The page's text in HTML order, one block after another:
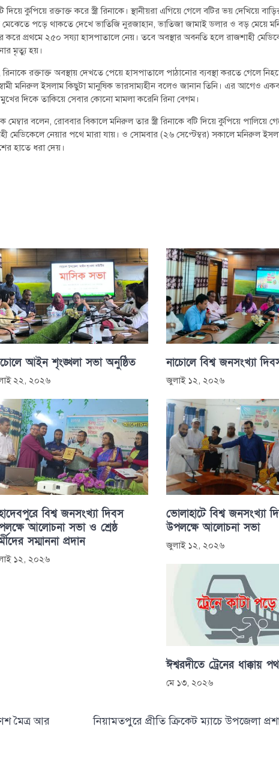
কুপিয়ে রক্তাক্ত করে স্ত্রী রিনাকে। স্থানীয়রা এগিয়ে গেলে বটির ভয় দেখিয়ে
মেঝেতে পড়ে থাকতে দেখে ভাতিজি নুরজাহান, ভাতিজা জামাই ডলার ও বড় মেয়ে
করে প্রথমে ২৫০ সয্যা হাসপাতালে নেয়। তবে অবস্থার অবনতি হলে রাজশাহী
মৃত্যু হয়।
রক্তাক্ত অবস্থায় দেখতে পেয়ে হাসপাতালে পাঠানোর ব্যবস্থা করতে গেলে
মনিরুল ইসলাম কিছুটা মানুষিক ভারসাম্যহীন বলেও জানান তিনি। এর আগেও
দিকে তাকিয়ে সেবার কোনো মামলা করেনি রিনা বেগম।
মেম্বার বলেন, রোববার বিকালে মনিরুল তার স্ত্রী রিনাকে বটি দিয়ে কুপিয়ে পালিয়ে
মেডিকেলে নেয়ার পথে মারা যায়। ও সোমবার (২৬ সেপ্টেম্বর) সকালে মনিরুল
হাতে ধরা দেয়।
আইন শৃংঙ্খলা সভা অনুষ্ঠিত
২২, ২০২৬
নাচোলে বিশ্ব জনসংখ্যা
জুলাই ১২, ২০২৬
বিশ্ব জনসংখ্যা দিবস
আলোচনা সভা ও শ্রেষ্ঠ
সম্মাননা প্রদান
১২, ২০২৬
ভোলাহাটে বিশ্ব জনসংখ্যা
উপলক্ষে আলোচনা সভা
জুলাই ১২, ২০২৬
ঈশ্বরদীতে ট্রেনের ধাক্কায়
মে ১৩, ২০২৬
মৈত্র আর
নিয়ামতপুরে প্রীতি ক্রিকেট ম্যাচে উপজেলা